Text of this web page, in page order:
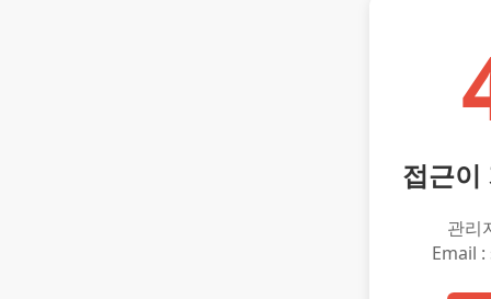
접근이
관리
Email